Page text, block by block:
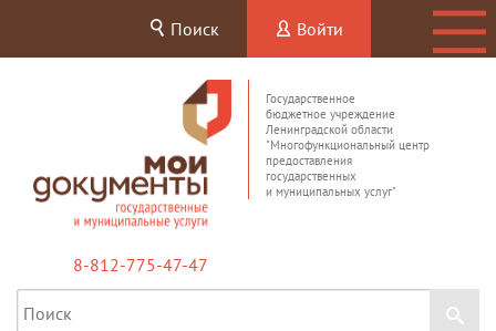
Поиск Войти
Государственное
бюджетное учреждение
Ленинградской области
"Многофункциональный центр
предоставления
государственных
и муниципальных услуг"
8-812-775-47-47